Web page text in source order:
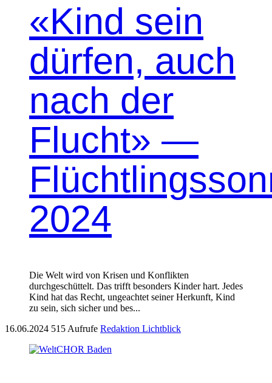
«Kind sein
dürfen, auch
nach der
Flucht» —
2024
Die Welt wird von Krisen und Konflikten
durchgeschüttelt. Das trifft besonders Kinder hart. Jedes
Kind hat das Recht, ungeachtet seiner Herkunft, Kind
zu sein, sich sicher und bes...
16.06.2024 515 Aufrufe Redaktion Lichtblick